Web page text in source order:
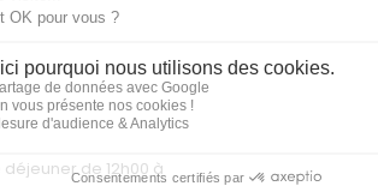
de 12h00 à